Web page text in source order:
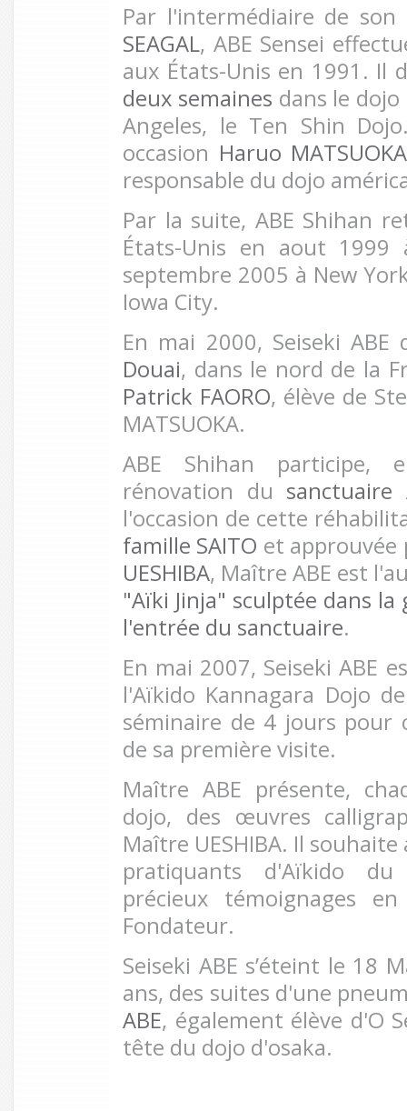
Par l'intermédiaire de
SEAGAL, ABE Sensei
aux États-Unis en 1991. Il
deux semaines dans le dojo
Angeles, le Ten Shin
occasion Haruo MATSUOKA
responsable du dojo
Par la suite, ABE Shihan
États-Unis en aout
septembre 2005 à New
Iowa City.
En mai 2000, Seiseki
Douai, dans le nord de la
Patrick FAORO, élève de
MATSUOKA.
ABE Shihan participe,
rénovation du sanctuaire
l'occasion de cette
famille SAITO et
UESHIBA, Maître ABE est
"Aïki Jinja" sculptée dans
l'entrée du sanctuaire.
En mai 2007, Seiseki ABE
l'Aïkido Kannagara Dojo
séminaire de 4 jours pour
de sa première visite.
Maître ABE présente,
dojo, des œuvres
Maître UESHIBA. Il
pratiquants d'Aïkido
précieux témoignages
Fondateur.
Seiseki ABE s’éteint le 18
ans, des suites d'une
ABE, également élève d'O
tête du dojo d'osaka.